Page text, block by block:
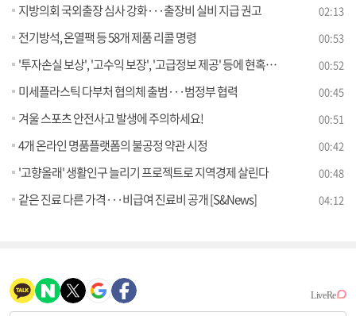
지방의회 국외출장 심사 강화···출장비 실비 지급 권고 02:13
전기방석, 온열팩 등 58개 제품 리콜 명령 00:53
'투자손실 보상', '고수익 보장', '고급정보 제공' 등에 현혹되어 투자하는 경우 일시에 모든 재산을 잃을 수 있습니다! 00:52
미세플라스틱 다부처 협의체 출범···범정부 협력 00:45
겨울 스포츠 안전사고 발생에 주의하세요! 00:51
4개 온라인 명품플랫폼의 불공정 약관 시정 00:42
'고향올래' 생활인구 늘리기 프로젝트로 지역경제 살린다 00:48
같은 진료 다른 가격···비급여 진료비 공개 [S&News] 04:12